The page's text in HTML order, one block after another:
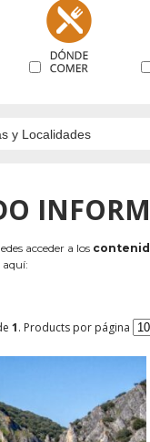
acceder a los
1. Products por página